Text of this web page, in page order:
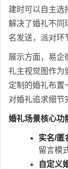
建时可以自主选
解决了婚礼不同
名发送，派对环
展示方面，易
礼主视觉图作为
定制的婚礼布置
对婚礼追求细节
婚礼场景核心功
实名/匿
留言模
自定义